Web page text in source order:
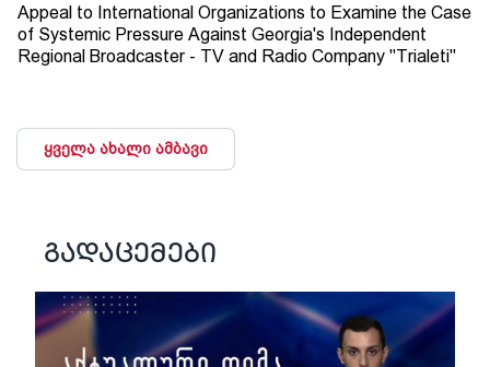
Appeal to International Organizations to Examine the Case
of Systemic Pressure Against Georgia's Independent
Regional Broadcaster - TV and Radio Company "Trialeti"
ყველა ახალი ამბავი
გადაცემები